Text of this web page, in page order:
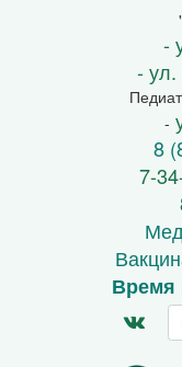
-
- ул.
-
8
7-
Время